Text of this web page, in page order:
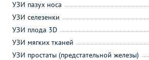
УЗИ пазух носа
УЗИ селезенки
УЗИ плода 3D
УЗИ мягких тканей
УЗИ простаты (предстательной железы)